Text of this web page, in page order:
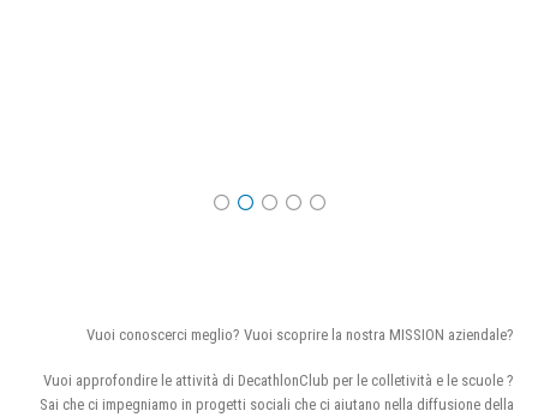
Vuoi conoscerci meglio? Vuoi scoprire la nostra MISSION aziendale?
Vuoi approfondire le attività di DecathlonClub per le colletività e le scuole ?
Sai che ci impegniamo in progetti sociali che ci aiutano nella diffusione della